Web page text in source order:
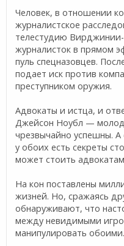
Человек, в отношении
журналистское
телестудию
журналисток в прямом
пуль спецназовцев.
подает иск против
преступником оружия.
Адвокаты и истца, и
Джейсон Ноубл —
чрезвычайно успешны.
у обоих есть секреты
может стоить
На кон поставлены
жизней. Но, сражаясь
обнаруживают, что
между невидимыми
манипулировать обоими.